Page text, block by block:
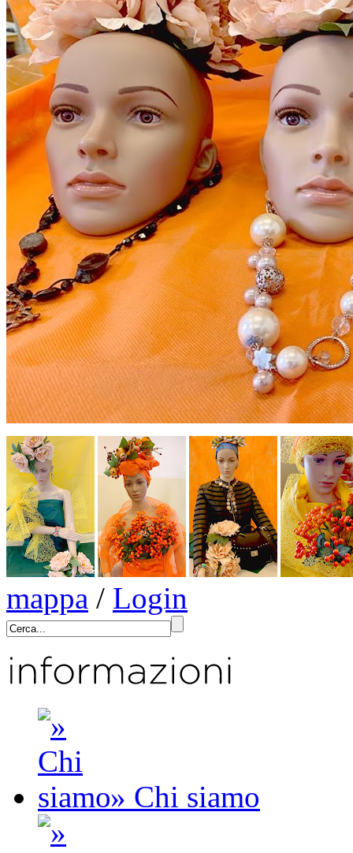
mappa / Login
» Chi siamo